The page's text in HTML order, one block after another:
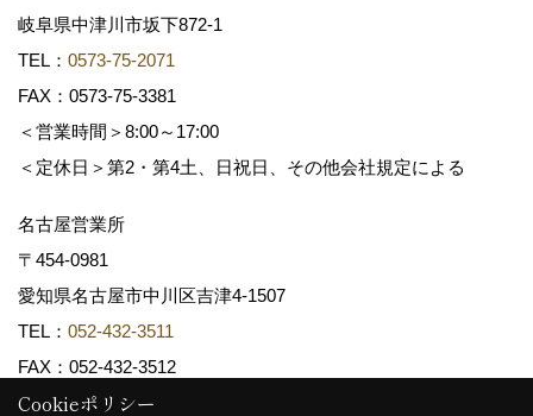
岐阜県中津川市坂下872‐1
TEL： 0573-75-2071
FAX：0573-75-3381
＜営業時間＞8:00～17:00
＜定休日＞第2・第4土、日祝日、その他会社規定による
名古屋営業所
〒454-0981
愛知県名古屋市中川区吉津4-1507
TEL： 052-432-3511
FAX：052-432-3512
Cookieポリシー